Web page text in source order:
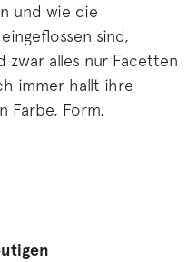
und wie die
sind,
zwar alles nur Facetten
immer hallt ihre
Farbe, Form,